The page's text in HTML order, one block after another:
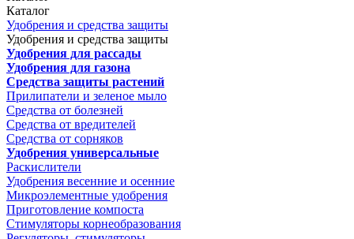
Каталог
Удобрения и средства защиты
Удобрения и средства защиты
Удобрения для рассады
Удобрения для газона
Средства защиты растений
Прилипатели и зеленое мыло
Средства от болезней
Средства от вредителей
Средства от сорняков
Удобрения универсальные
Раскислители
Удобрения весенние и осенние
Микроэлементные удобрения
Приготовление компоста
Стимуляторы корнеобразования